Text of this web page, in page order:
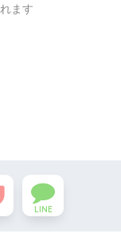
ます
LINE